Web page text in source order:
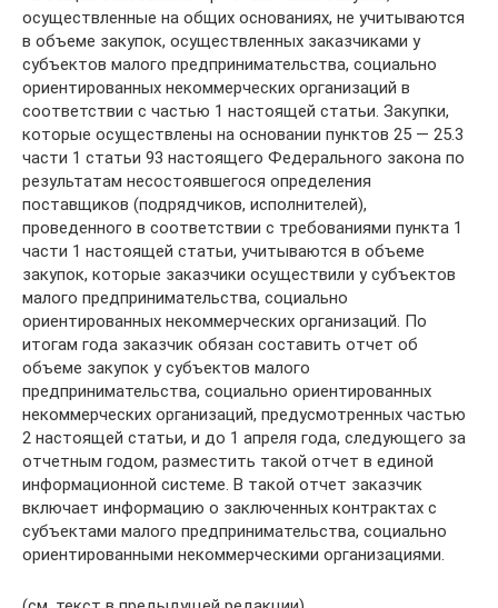
осуществленные на общих основаниях, не учитываются
в объеме закупок, осуществленных заказчиками у
субъектов малого предпринимательства, социально
ориентированных некоммерческих организаций в
соответствии с частью 1 настоящей статьи. Закупки,
которые осуществлены на основании пунктов 25 — 25.3
части 1 статьи 93 настоящего Федерального закона по
результатам несостоявшегося определения
поставщиков (подрядчиков, исполнителей),
проведенного в соответствии с требованиями пункта 1
части 1 настоящей статьи, учитываются в объеме
закупок, которые заказчики осуществили у субъектов
малого предпринимательства, социально
ориентированных некоммерческих организаций. По
итогам года заказчик обязан составить отчет об
объеме закупок у субъектов малого
предпринимательства, социально ориентированных
некоммерческих организаций, предусмотренных частью
2 настоящей статьи, и до 1 апреля года, следующего за
отчетным годом, разместить такой отчет в единой
информационной системе. В такой отчет заказчик
включает информацию о заключенных контрактах с
субъектами малого предпринимательства, социально
ориентированными некоммерческими организациями.